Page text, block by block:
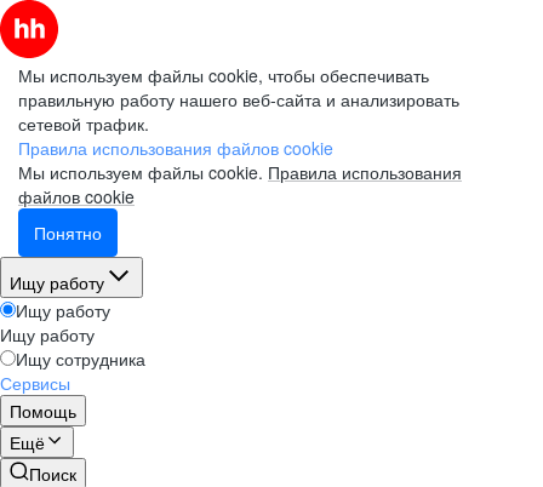
Мы используем файлы cookie, чтобы обеспечивать
правильную работу нашего веб-сайта и анализировать
сетевой трафик.
Правила использования файлов cookie
Мы используем файлы cookie. Правила использования
файлов cookie
Понятно
Ищу работу
Ищу работу
Ищу работу
Ищу сотрудника
Сервисы
Помощь
Ещё
Поиск